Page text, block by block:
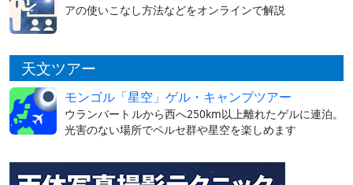
アの使いこなし方法などをオンラインで解説
天文ツアー
モンゴル「星空」ゲル・キャンプツアー
ウランバートルから西へ250km以上離れたゲルに連泊。
光害のない場所でペルセ群や星空を楽しめます